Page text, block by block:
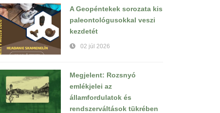
A Geopéntekek sorozata kis
paleontológusokkal veszi
kezdetét
02 júl 2026
Megjelent: Rozsnyó
emlékjelei az
államfordulatok és
rendszerváltások tükrében